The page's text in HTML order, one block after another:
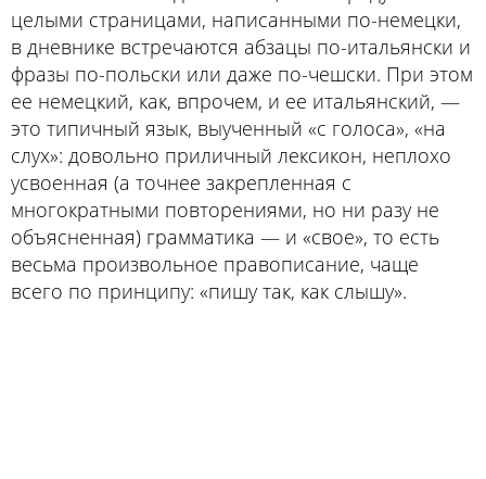
целыми страницами, написанными по-немецки,
в дневнике встречаются абзацы по-итальянски и
фразы по-польски или даже по-чешски. При этом
ее немецкий, как, впрочем, и ее итальянский, —
это типичный язык, выученный «с голоса», «на
слух»: довольно приличный лексикон, неплохо
усвоенная (а точнее закрепленная с
многократными повторениями, но ни разу не
объясненная) грамматика — и «свое», то есть
весьма произвольное правописание, чаще
всего по принципу: «пишу так, как слышу».